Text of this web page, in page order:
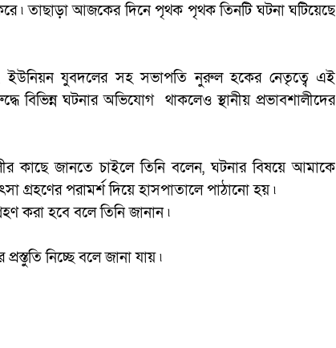
৷ তাছাড়া আজকের দিনে পৃথক পৃথক তিনটি ঘটনা ঘটিয়েছে
ইউনিয়ন যুবদলের সহ সভাপতি নুরুল হকের নেতৃত্বে এই
বিভিন্ন ঘটনার অভিযোগ থাকলেও স্থানীয় প্রভাবশালীদের
কাছে জানতে চাইলে তিনি বলেন, ঘটনার বিষয়ে আমাকে
গ্রহণের পরামর্শ দিয়ে হাসপাতালে পাঠানো হয় ৷
করা হবে বলে তিনি জানান ৷
নিচ্ছে বলে জানা যায় ৷